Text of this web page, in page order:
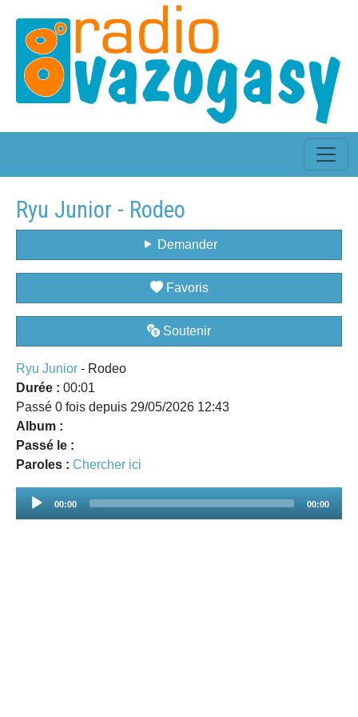
Ryu Junior - Rodeo
Demander
Favoris
Soutenir
Ryu Junior - Rodeo
Durée : 00:01
Passé 0 fois depuis 29/05/2026 12:43
Album :
Passé le :
Paroles : Chercher ici
Audio
00:00 00:00